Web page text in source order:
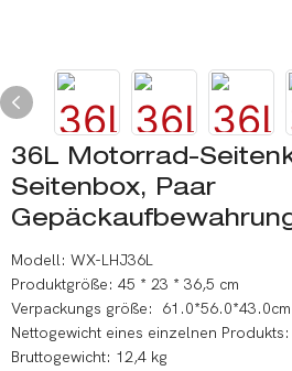
36L Motorrad-
Seitenbox, Paar
Modell: WX-LHJ36L
Produktgröße: 45 * 23 * 36,5 cm
Verpackungs größe: 61.0*56.0*43.0cm
Nettogewicht eines einzelnen
Bruttogewicht: 12,4 kg